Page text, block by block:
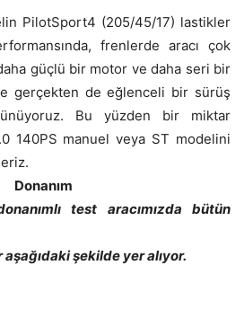
PilotSport4 (205/45/17) lastikler
frenlerde aracı çok
güçlü bir motor ve daha seri bir
gerçekten de eğlenceli bir sürüş
Bu yüzden bir miktar
140PS manuel veya ST modelini
Donanım
test aracımızda bütün
şekilde yer alıyor.